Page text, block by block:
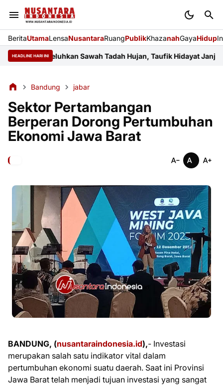
BeritaUtamaLensaNusantaraRuangPublikKhazanahGayaHidup
HEADLINE HARI INI
Keluhkan Sawah Tadah Hujan, Taufik Hidayat Janji
Bandung jabar
Sektor Pertambangan
Berperan Dorong Pertumbuhan
Ekonomi Jawa Barat
BANDUNG, (nusantaraindonesia.id),- Investasi
merupakan salah satu indikator vital dalam
pertumbuhan ekonomi suatu daerah. Saat ini Provinsi
Jawa Barat telah menjadi tujuan investasi yang sangat